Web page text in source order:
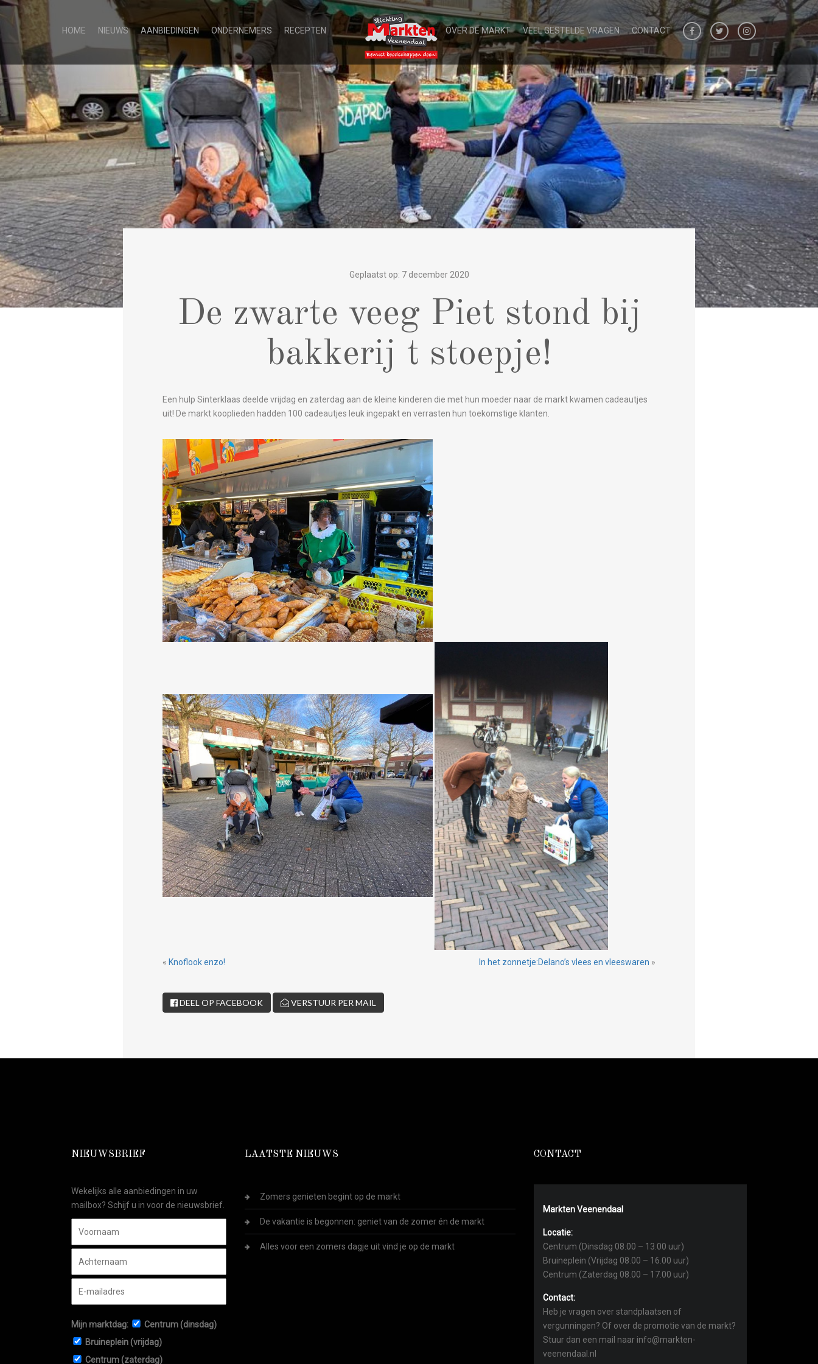
HOME NIEUWS AANBIEDINGEN ONDERNEMERS RECEPTEN OVER DE MARKT VEEL GESTELDE VRAGEN CONTACT
Geplaatst op: 7 december 2020
De zwarte veeg Piet stond bij
bakkerij t stoepje!
Een hulp Sinterklaas deelde vrijdag en zaterdag aan de kleine kinderen die met hun moeder naar de markt kwamen cadeautjes
uit! De markt kooplieden hadden 100 cadeautjes leuk ingepakt en verrasten hun toekomstige klanten.
« Knoflook enzo! In het zonnetje:Delano’s vlees en vleeswaren »
DEEL OP FACEBOOK VERSTUUR PER MAIL
NIEUWSBRIEF
Wekelijks alle aanbiedingen in uw
mailbox? Schijf u in voor de nieuwsbrief.
Mijn marktdag:
Centrum (dinsdag)
Bruineplein (vrijdag)
Centrum (zaterdag)
LAATSTE NIEUWS
Zomers genieten begint op de markt
De vakantie is begonnen: geniet van de zomer én de markt
Alles voor een zomers dagje uit vind je op de markt
CONTACT
Markten Veenendaal
Locatie:
Centrum (Dinsdag 08.00 – 13.00 uur)
Bruineplein (Vrijdag 08.00 – 16.00 uur)
Centrum (Zaterdag 08.00 – 17.00 uur)
Contact:
Heb je vragen over standplaatsen of
vergunningen? Of over de promotie van de markt?
Stuur dan een mail naar info@markten-
veenendaal.nl